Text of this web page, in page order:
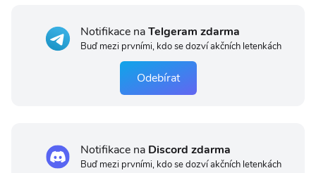
Notifikace naTelgeram zdarma
Buď mezi prvními, kdo se dozví akčních letenkách
Odebírat
Notifikace na Discord zdarma
Buď mezi prvními, kdo se dozví akčních letenkách